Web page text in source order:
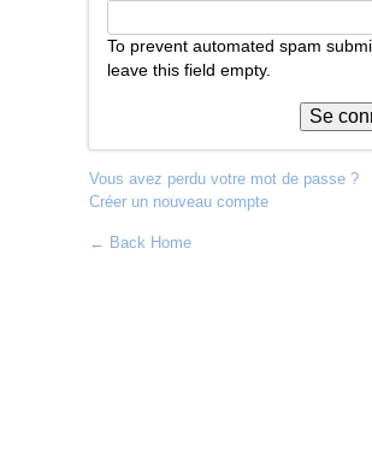
To prevent automated spam
leave this field empty.
Vous avez perdu votre mot de passe ?
Créer un nouveau compte
← Back Home